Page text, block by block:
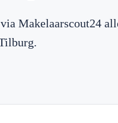
Makelaarscout24